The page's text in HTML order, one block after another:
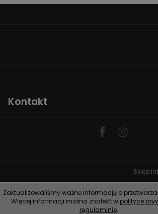
Kontakt
Sklep
Zaktualizowaliśmy ważne informację o
Więcej informacji można znaleźć w polityce
regulaminie.